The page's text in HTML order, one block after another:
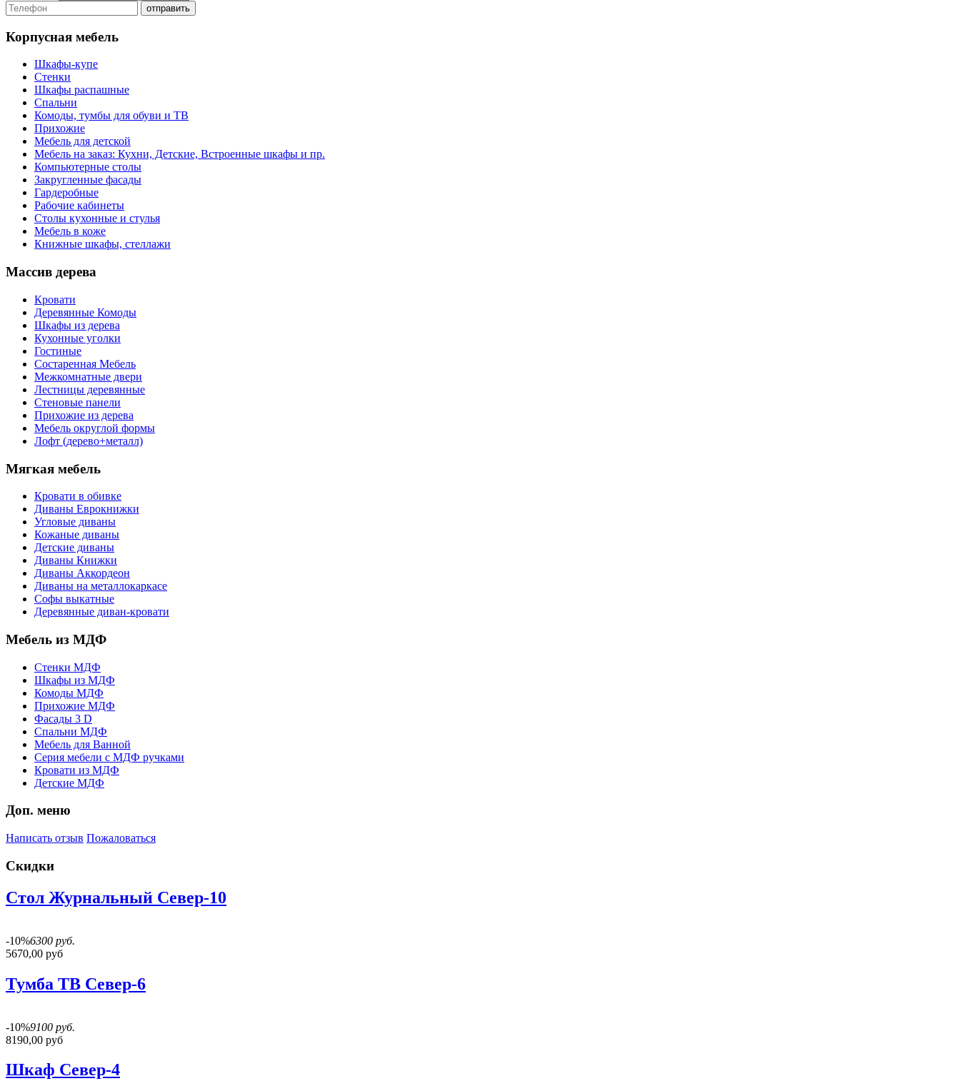
Корпусная мебель
Шкафы-купе
Стенки
Шкафы распашные
Спальни
Комоды, тумбы для обуви и ТВ
Прихожие
Мебель для детской
Мебель на заказ: Кухни, Детские, Встроенные шкафы и пр.
Компьютерные столы
Закругленные фасады
Гардеробные
Рабочие кабинеты
Столы кухонные и стулья
Мебель в коже
Книжные шкафы, стеллажи
Массив дерева
Кровати
Деревянные Комоды
Шкафы из дерева
Кухонные уголки
Гостиные
Состаренная Мебель
Межкомнатные двери
Лестницы деревянные
Стеновые панели
Прихожие из дерева
Мебель округлой формы
Лофт (дерево+металл)
Мягкая мебель
Кровати в обивке
Диваны Еврокнижки
Угловые диваны
Кожаные диваны
Детские диваны
Диваны Книжки
Диваны Аккордеон
Диваны на металлокаркасе
Софы выкатные
Деревянные диван-кровати
Мебель из МДФ
Стенки МДФ
Шкафы из МДФ
Комоды МДФ
Прихожие МДФ
Фасады 3 D
Спальни МДФ
Мебель для Ванной
Серия мебели с МДФ ручками
Кровати из МДФ
Детские МДФ
Доп. меню
Написать отзыв Пожаловаться
Скидки
Стол Журнальный Север-10
-10%6300 руб.
5670,00 руб
Тумба ТВ Север-6
-10%9100 руб.
8190,00 руб
Шкаф Север-4